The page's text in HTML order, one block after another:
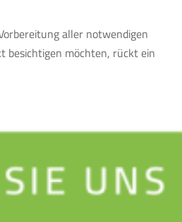
aller notwendigen
besichtigen möchten, rückt ein